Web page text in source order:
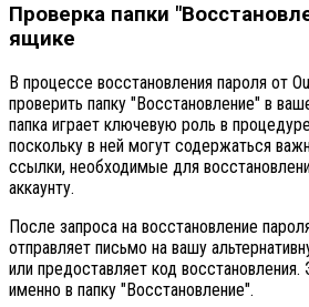
Проверка папки
ящике
В процессе восстановления пароля от
проверить папку "Восстановление" в
папка играет ключевую роль в
поскольку в ней могут содержаться
ссылки, необходимые для
аккаунту.
После запроса на восстановление
отправляет письмо на вашу
или предоставляет код
именно в папку "Восстановление".